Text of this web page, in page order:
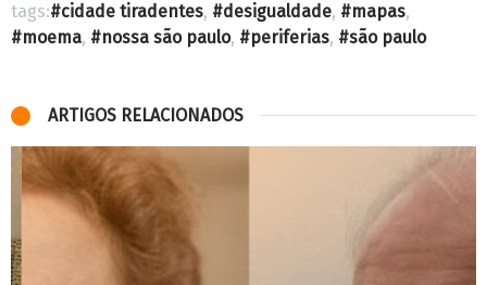
tags:
cidade tiradentes, desigualdade, mapas,
moema, nossa são paulo, periferias, são paulo
ARTIGOS RELACIONADOS